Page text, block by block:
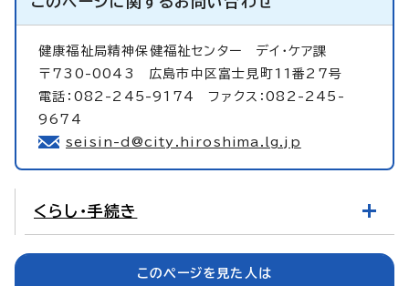
健康福祉局精神保健福祉センター デイ・ケア課
〒730-0043 広島市中区富士見町11番27号
電話：082-245-9174 ファクス：082-245-
9674
seisin-d@city.hiroshima.lg.jp
くらし・手続き
このページを見た人は